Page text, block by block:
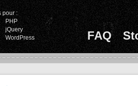
pour :
PHP
jQuery
WordPress FAQ